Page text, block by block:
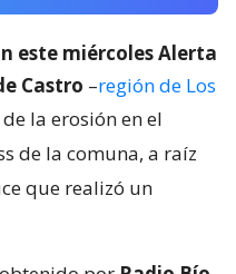
este miércoles Alerta
Castro –región de Los
la erosión en el
de la comuna, a raíz
que realizó un